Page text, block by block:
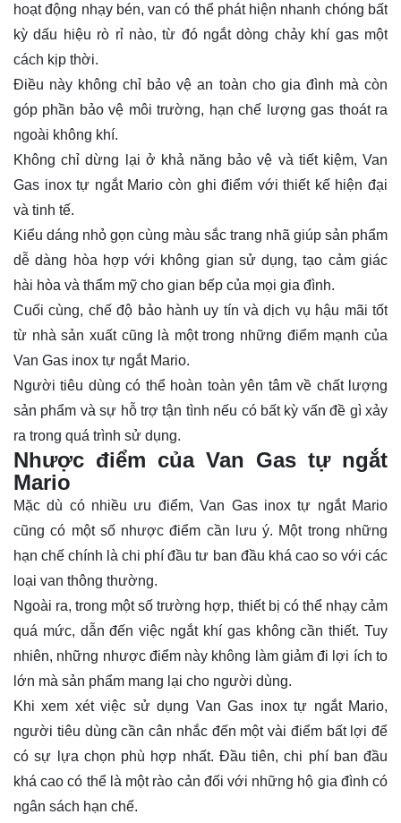
hoạt động nhạy bén, van có thể phát hiện nhanh chóng bất
kỳ dấu hiệu rò rỉ nào, từ đó ngắt dòng chảy khí gas một
cách kịp thời.
Điều này không chỉ bảo vệ an toàn cho gia đình mà còn
góp phần bảo vệ môi trường, hạn chế lượng gas thoát ra
ngoài không khí.
Không chỉ dừng lại ở khả năng bảo vệ và tiết kiệm, Van
Gas inox tự ngắt Mario còn ghi điểm với thiết kế hiện đại
và tinh tế.
Kiểu dáng nhỏ gọn cùng màu sắc trang nhã giúp sản phẩm
dễ dàng hòa hợp với không gian sử dụng, tạo cảm giác
hài hòa và thẩm mỹ cho gian bếp của mọi gia đình.
Cuối cùng, chế độ bảo hành uy tín và dịch vụ hậu mãi tốt
từ nhà sản xuất cũng là một trong những điểm mạnh của
Van Gas inox tự ngắt Mario.
Người tiêu dùng có thể hoàn toàn yên tâm về chất lượng
sản phẩm và sự hỗ trợ tận tình nếu có bất kỳ vấn đề gì xảy
ra trong quá trình sử dụng.
Nhược điểm của Van Gas tự ngắt
Mario
Mặc dù có nhiều ưu điểm, Van Gas inox tự ngắt Mario
cũng có một số nhược điểm cần lưu ý. Một trong những
hạn chế chính là chi phí đầu tư ban đầu khá cao so với các
loại van thông thường.
Ngoài ra, trong một số trường hợp, thiết bị có thể nhạy cảm
quá mức, dẫn đến việc ngắt khí gas không cần thiết. Tuy
nhiên, những nhược điểm này không làm giảm đi lợi ích to
lớn mà sản phẩm mang lại cho người dùng.
Khi xem xét việc sử dụng Van Gas inox tự ngắt Mario,
người tiêu dùng cần cân nhắc đến một vài điểm bất lợi để
có sự lựa chọn phù hợp nhất. Đầu tiên, chi phí ban đầu
khá cao có thể là một rào cản đối với những hộ gia đình có
ngân sách hạn chế.